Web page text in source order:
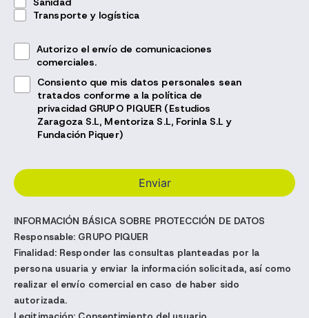
Transporte y logística
Autorizo el envío de comunicaciones
comerciales.
Consiento que mis datos personales sean
tratados conforme a la política de
privacidad GRUPO PIQUER (Estudios
Zaragoza S.L, Mentoriza S.L, Forinla S.L y
Fundación Piquer)
INFORMACIÓN BÁSICA SOBRE PROTECCIÓN DE DATOS
Responsable: GRUPO PIQUER
Finalidad: Responder las consultas planteadas por la
persona usuaria y enviar la información solicitada, así como
realizar el envío comercial en caso de haber sido
autorizada.